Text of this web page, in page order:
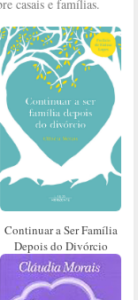
casais e famílias.
Continuar a Ser Família
Depois do Divórcio